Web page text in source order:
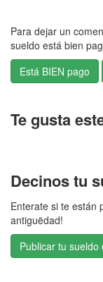
Para dejar un
sueldo está bien
Te gusta
Decinos tu
Enterate si te están
antiguëdad!
Publicar tu sueldo